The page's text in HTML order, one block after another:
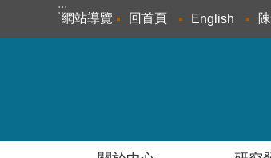
跳到主要內容區塊
:::
網站導覽 回首頁 English